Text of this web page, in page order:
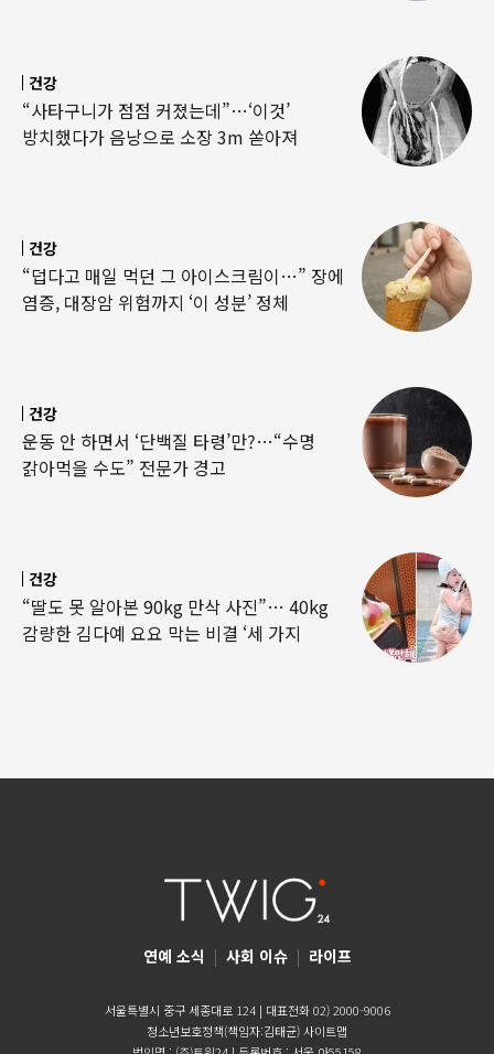
건강
“사타구니가 점점 커졌는데”…‘이것’
방치했다가 음낭으로 소장 3m 쏟아져
건강
“덥다고 매일 먹던 그 아이스크림이…” 장에
염증, 대장암 위험까지 ‘이 성분’ 정체
건강
운동 안 하면서 ‘단백질 타령’만?…“수명
갉아먹을 수도” 전문가 경고
건강
“딸도 못 알아본 90kg 만삭 사진”… 40kg
감량한 김다예 요요 막는 비결 ‘세 가지
연예 소식 | 사회 이슈 | 라이프
서울특별시 중구 세종대로 124 | 대표전화 02) 2000-9006
청소년보호정책(책임자:김태균)사이트맵